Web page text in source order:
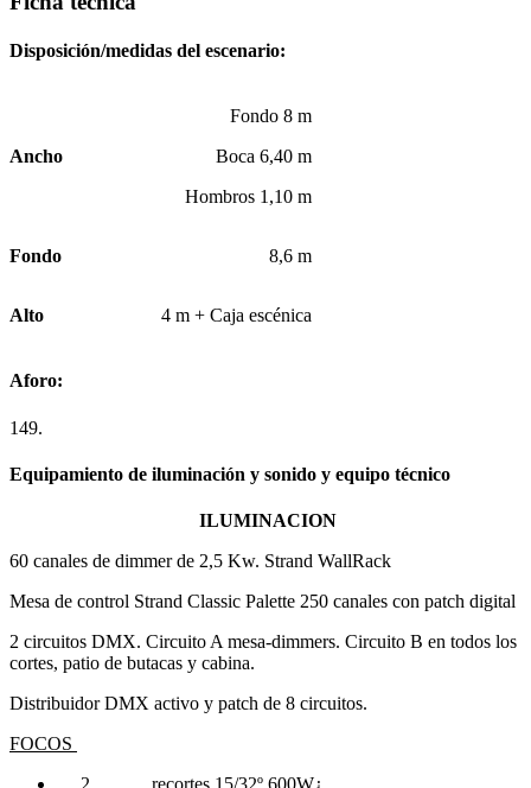
Disposición/medidas del escenario:
Ancho
Fondo 8 m
Boca 6,40 m
Hombros 1,10 m
Fondo 8,6 m
Alto 4 m + Caja escénica
Aforo:
149.
Equipamiento de iluminación y sonido y equipo técnico
ILUMINACION
60 canales de dimmer de 2,5 Kw. Strand WallRack
Mesa de control Strand Classic Palette 250 canales con patch digital
2 circuitos DMX. Circuito A mesa-dimmers. Circuito B en todos los
cortes, patio de butacas y cabina.
Distribuidor DMX activo y patch de 8 circuitos.
FOCOS